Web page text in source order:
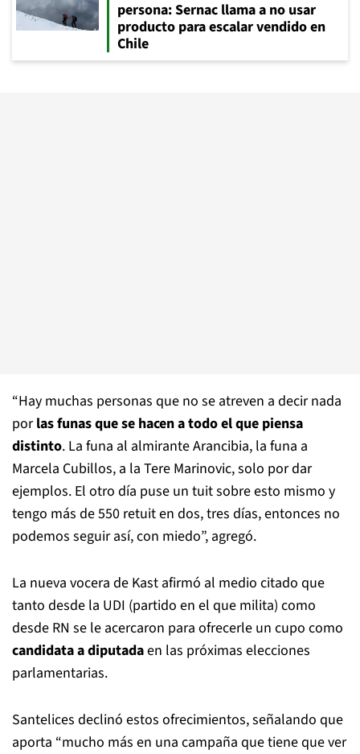
persona: Sernac llama a no usar
producto para escalar vendido en
Chile
“Hay muchas personas que no se atreven a decir nada
porlas funas que se hacen a todo el que piensa
distinto. La funa al almirante Arancibia, la funa a
Marcela Cubillos, a la Tere Marinovic, solo por dar
ejemplos. El otro día puse un tuit sobre esto mismo y
tengo más de 550 retuit en dos, tres días, entonces no
podemos seguir así, con miedo”, agregó.
La nueva vocera de Kast afirmó al medio citado que
tanto desde la UDI (partido en el que milita) como
desde RN se le acercaron para ofrecerle un cupo como
candidata a diputadaen las próximas elecciones
parlamentarias.
Santelices declinó estos ofrecimientos, señalando que
aporta “mucho más en una campaña que tiene que ver